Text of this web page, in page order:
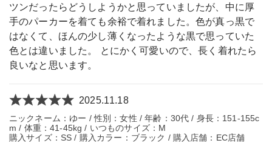
ツンだったらどうしようかと思っていましたが、中に厚
手のパーカーを着ても余裕で着れました。色が真っ黒で
はなくて、ほんの少し薄くなったような黒で思っていた
色とは違いました。 とにかく可愛いので、長く着れたら
良いなと思います。
2025.11.18
ニックネーム：ゆー / 性別：女性 / 年齢：30代 / 身長：151-155c
m / 体重：41-45kg / いつものサイズ：M
購入サイズ：SS / 購入カラー：ブラック / 購入店舗：EC店舗